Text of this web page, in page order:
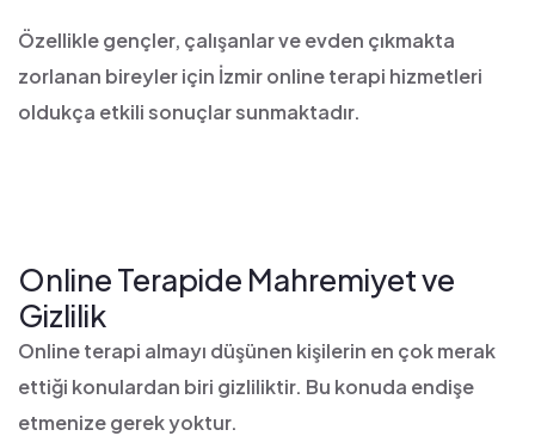
Özellikle gençler, çalışanlar ve evden çıkmakta
zorlanan bireyler için İzmir online terapi hizmetleri
oldukça etkili sonuçlar sunmaktadır.
Online Terapide Mahremiyet ve
Gizlilik
Online terapi almayı düşünen kişilerin en çok merak
ettiği konulardan biri gizliliktir. Bu konuda endişe
etmenize gerek yoktur.